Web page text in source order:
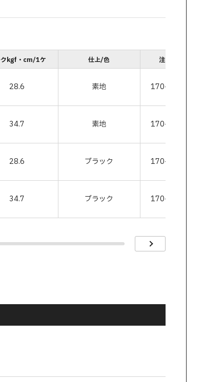
クkgf・cm/1ケ 仕上/色 注文コード
28.6 素地 170-013-508
34.7 素地 170-013-509
28.6 ブラック 170-013-510
34.7 ブラック 170-013-511